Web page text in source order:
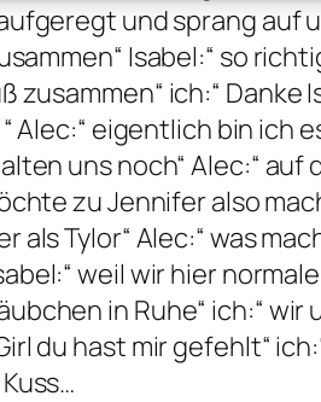
und sprang auf
Isabel:“ so
ich:“
Alec:“ eigentlich bin ich
uns noch“ Alec:“
zu Jennifer also
Tylor“ Alec:“ was
weil wir hier
in Ruhe“ ich:“
du hast mir gefehlt“